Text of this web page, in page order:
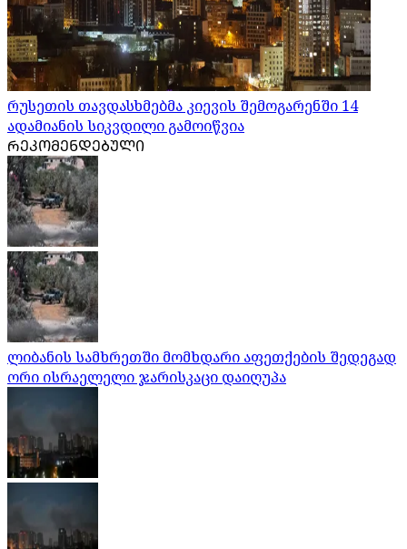
რუსეთის თავდასხმებმა კიევის შემოგარენში 14
ადამიანის სიკვდილი გამოიწვია
ᲠᲔᲙᲝᲛᲔᲜᲓᲔᲑᲣᲚᲘ
ლიბანის სამხრეთში მომხდარი აფეთქების შედეგად
ორი ისრაელელი ჯარისკაცი დაიღუპა